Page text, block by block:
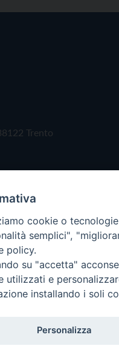
Trento
diritti riservati - Vita
cookie o
semplici",
policy.
su "accetta"
utilizzati e
installando i soli
Personalizza